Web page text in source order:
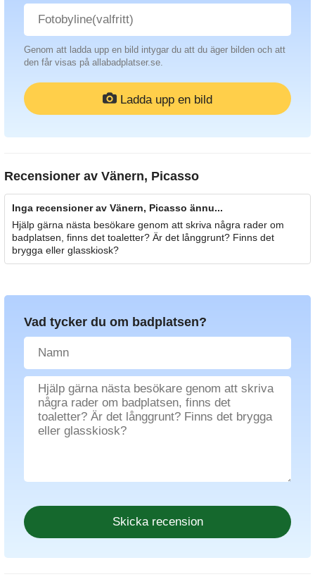
Genom att ladda upp en bild intygar du att du äger bilden och att
den får visas på allabadplatser.se.
Ladda upp en bild
Recensioner av Vänern, Picasso
Inga recensioner av Vänern, Picasso ännu...
Hjälp gärna nästa besökare genom att skriva några rader om
badplatsen, finns det toaletter? Är det långgrunt? Finns det
brygga eller glasskiosk?
Vad tycker du om badplatsen?